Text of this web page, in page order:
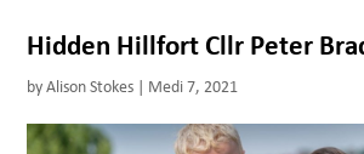
Hidden Hillfort Cllr Peter
byAlison Stokes | Medi 7, 2021